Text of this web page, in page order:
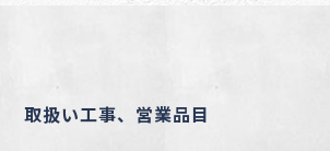
取扱い工事、営業品目